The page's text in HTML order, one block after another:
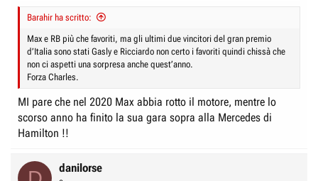
Barahir ha scritto:
Max e RB più che favoriti, ma gli ultimi due vincitori del gran premio
d’Italia sono stati Gasly e Ricciardo non certo i favoriti quindi chissà che
non ci aspetti una sorpresa anche quest’anno.
Forza Charles.
MI pare che nel 2020 Max abbia rotto il motore, mentre lo
scorso anno ha finito la sua gara sopra alla Mercedes di
Hamilton !!
danilorse